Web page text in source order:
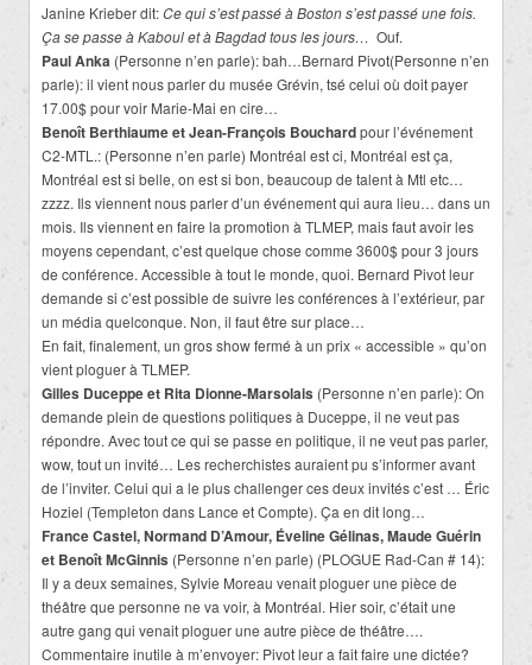
Janine Krieber dit:Ce qui s’est passé à Boston s’est passé une fois.
Ça se passe à Kaboul et à Bagdad tous les jours… Ouf.
Paul Anka (Personne n’en parle): bah…Bernard Pivot(Personne n’en
parle): il vient nous parler du musée Grévin, tsé celui où doit payer
17.00$ pour voir Marie-Mai en cire…
Benoît Berthiaume et Jean-François Bouchardpour l’événement
C2-MTL.: (Personne n’en parle) Montréal est ci, Montréal est ça,
Montréal est si belle, on est si bon, beaucoup de talent à Mtl etc…
zzzz. Ils viennent nous parler d’un événement qui aura lieu… dans un
mois. Ils viennent en faire la promotion à TLMEP, mais faut avoir les
moyens cependant, c’est quelque chose comme 3600$ pour 3 jours
de conférence. Accessible à tout le monde, quoi. Bernard Pivot leur
demande si c’est possible de suivre les conférences à l’extérieur, par
un média quelconque. Non, il faut être sur place…
En fait, finalement, un gros show fermé à un prix « accessible » qu’on
vient ploguer à TLMEP.
Gilles Duceppe et Rita Dionne-Marsolais (Personne n’en parle): On
demande plein de questions politiques à Duceppe, il ne veut pas
répondre. Avec tout ce qui se passe en politique, il ne veut pas parler,
wow, tout un invité… Les recherchistes auraient pu s’informer avant
de l’inviter. Celui qui a le plus challenger ces deux invités c’est … Éric
Hoziel (Templeton dans Lance et Compte). Ça en dit long…
France Castel, Normand D’Amour, Éveline Gélinas, Maude Guérin
et Benoît McGinnis (Personne n’en parle) (PLOGUE Rad-Can # 14):
Il y a deux semaines, Sylvie Moreau venait ploguer une pièce de
théâtre que personne ne va voir, à Montréal. Hier soir, c’était une
autre gang qui venait ploguer une autre pièce de théâtre….
Commentaire inutile à m’envoyer: Pivot leur a fait faire une dictée?